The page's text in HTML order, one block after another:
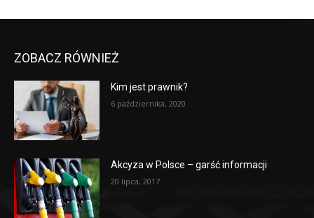
ZOBACZ RÓWNIEŻ
Kim jest prawnik?
6 października, 2020
Akcyza w Polsce – garść informacji
20 lipca, 2017